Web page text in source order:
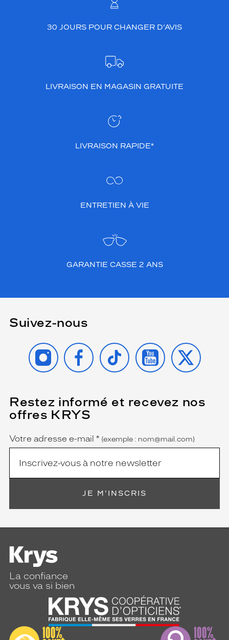
dégradé
Type
montage
Taille
discountDetail
30 JOURS POUR CHANGER D’AVIS
LIVRAISON EN MAGASIN GRATUITE
LIVRAISON RAPIDE*
ENTRETIEN À VIE
GARANTIE CASSE 2 ANS
Suivez-nous
INSTAGRAMFACEBOOK
TIKTOK YOUTUBE
X
Restez informé et recevez nos
offres KRYS
Name
Votre adresse e-mail *
(Ce
champ
est
obligatoire)
(exemple : nom@mail.com)
JE M'INSCRIS
La confiance
vous va si bien